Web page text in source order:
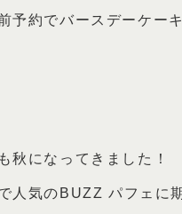
予約でバースデーケー
秋になってきました！
人気のBUZZ パフェに